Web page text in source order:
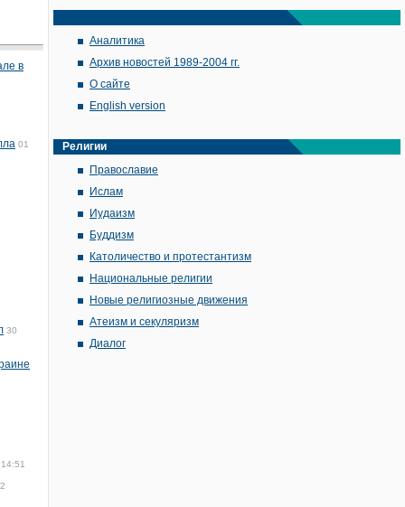
в
01
30
Аналитика
Архив новостей 1989-2004 гг.
О сайте
English version
Религии
Православие
Ислам
Иудаизм
Буддизм
Католичество и протестантизм
Национальные религии
Новые религиозные движения
Атеизм и секуляризм
Диалог